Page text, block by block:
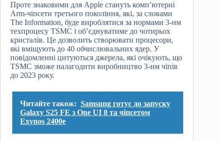
Проте знаковими для Apple стануть комп’ютерні
Arm-чіпсети третього покоління, які, за словами
The Information, буде вироблятися за нормами 3-нм
техпроцесу TSMC і об’єднуватиме до чотирьох
кристалів. Це дозволить створювати процесори,
які вміщують до 40 обчислювальних ядер. У
повідомленні цитуються джерела, які очікують, що
TSMC зможе налагодити виробництво 3-нм чіпів
до 2023 року.
Читайте також: Samsung готує до запуску
Galaxy S25 FE з One UI 8 та чіпсетом
Exynos 2400e